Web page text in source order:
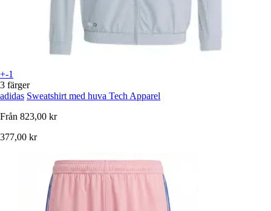
+-1
3 färger
adidas Sweatshirt med huva Tech Apparel
Från 823,00 kr
377,00 kr